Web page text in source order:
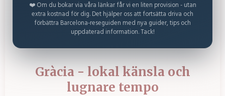
❤️ Om du bokar via våra länkar får vi en liten provision - utan
extra kostnad för dig. Det hjälper oss att fortsätta driva och
förbättra Barcelona-reseguiden med nya guider, tips och
uppdaterad information. Tack!
Gràcia - lokal känsla och
lugnare tempo